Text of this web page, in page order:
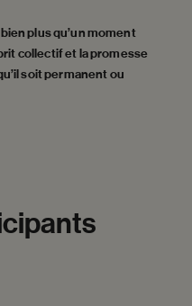
plus qu’un moment
collectif et la promesse
soit permanent ou